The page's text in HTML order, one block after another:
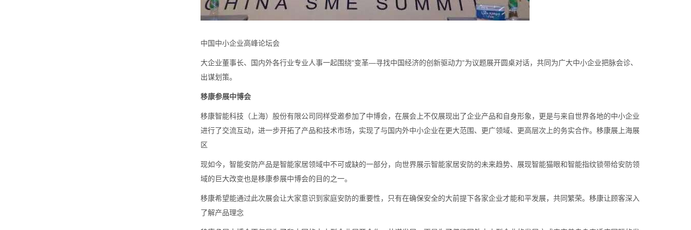
中国中小企业高峰论坛会
大企业董事长、国内外各行业专业人事一起围绕“变革—寻找中国经济的创新驱动力“为议题展开圆桌对话，共同为广大中小企业把脉会诊、
出谋划策。
移康参展中博会
移康智能科技（上海）股份有限公司同样受邀参加了中博会，在展会上不仅展现出了企业产品和自身形象，更是与来自世界各地的中小企业
进行了交流互动，进一步开拓了产品和技术市场，实现了与国内外中小企业在更大范围、更广领域、更高层次上的务实合作。移康展上海展
区
现如今，智能安防产品是智能家居领域中不可或缺的一部分，向世界展示智能家居安防的未来趋势、展现智能猫眼和智能指纹锁带给安防领
域的巨大改变也是移康参展中博会的目的之一。
移康希望能通过此次展会让大家意识到家庭安防的重要性，只有在确保安全的大前提下各家企业才能和平发展，共同繁荣。移康让顾客深入
了解产品理念